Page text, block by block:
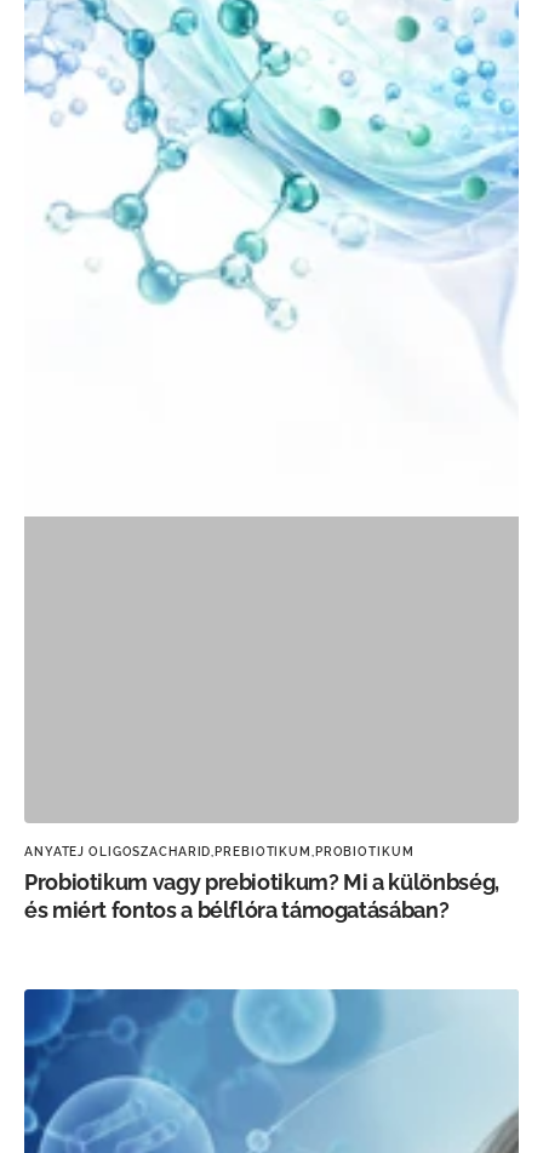
ANYATEJ OLIGOSZACHARID, PREBIOTIKUM, PROBIOTIKUM
Probiotikum vagy prebiotikum? Mi a különbség,
és miért fontos a bélflóra támogatásában?